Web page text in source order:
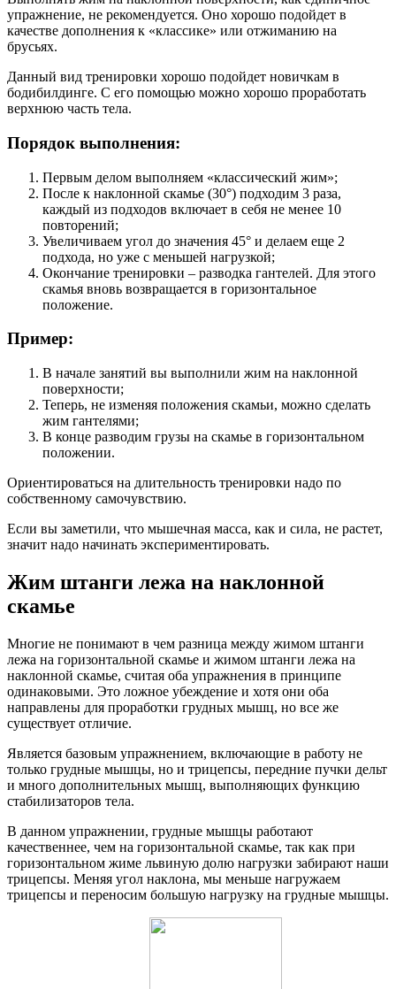
упражнение, не рекомендуется. Оно хорошо подойдет в
качестве дополнения к «классике» или отжиманию на
брусьях.
Данный вид тренировки хорошо подойдет новичкам в
бодибилдинге. С его помощью можно хорошо проработать
верхнюю часть тела.
Порядок выполнения:
Первым делом выполняем «классический жим»;
После к наклонной скамье (30°) подходим 3 раза,
каждый из подходов включает в себя не менее 10
повторений;
Увеличиваем угол до значения 45° и делаем еще 2
подхода, но уже с меньшей нагрузкой;
Окончание тренировки – разводка гантелей. Для этого
скамья вновь возвращается в горизонтальное
положение.
Пример:
В начале занятий вы выполнили жим на наклонной
поверхности;
Теперь, не изменяя положения скамьи, можно сделать
жим гантелями;
В конце разводим грузы на скамье в горизонтальном
положении.
Ориентироваться на длительность тренировки надо по
собственному самочувствию.
Если вы заметили, что мышечная масса, как и сила, не растет,
значит надо начинать экспериментировать.
Жим штанги лежа на наклонной
скамье
Многие не понимают в чем разница между жимом штанги
лежа на горизонтальной скамье и жимом штанги лежа на
наклонной скамье, считая оба упражнения в принципе
одинаковыми. Это ложное убеждение и хотя они оба
направлены для проработки грудных мышц, но все же
существует отличие.
Является базовым упражнением, включающие в работу не
только грудные мышцы, но и трицепсы, передние пучки дельт
и много дополнительных мышц, выполняющих функцию
стабилизаторов тела.
В данном упражнении, грудные мышцы работают
качественнее, чем на горизонтальной скамье, так как при
горизонтальном жиме львиную долю нагрузки забирают наши
трицепсы. Меняя угол наклона, мы меньше нагружаем
трицепсы и переносим большую нагрузку на грудные мышцы.